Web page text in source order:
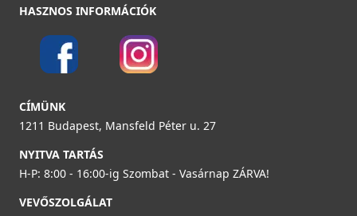
HASZNOS INFORMÁCIÓK
CÍMÜNK
1211 Budapest, Mansfeld Péter u. 27
NYITVA TARTÁS
H-P: 8:00 - 16:00-ig Szombat - Vasárnap ZÁRVA!
VEVŐSZOLGÁLAT